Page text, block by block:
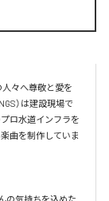
人々へ尊敬と愛を
）は建設現場で
ロ水道インフラを
曲を制作していま
の気持ちを込めた